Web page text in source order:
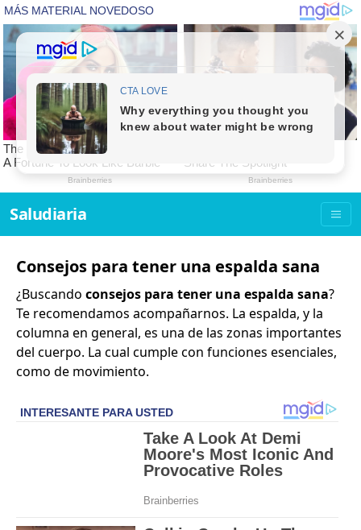
Saludiaria
Consejos para tener una espalda sana
¿Buscando consejos para tener una espalda sana?
Te recomendamos acompañarnos. La espalda, y la
columna en general, es una de las zonas importantes
del cuerpo. La cual cumple con funciones esenciales,
como de movimiento.